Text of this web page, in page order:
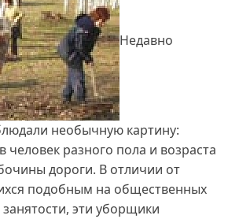
Недавно
необычную картину:
человек разного пола и возраста
дороги. В отличии от
подобным на общественных
эти уборщики